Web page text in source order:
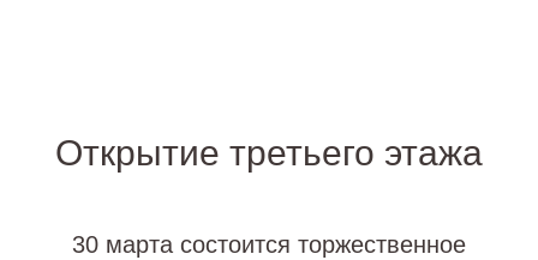
Открытие третьего этажа
30 марта состоится торжественное